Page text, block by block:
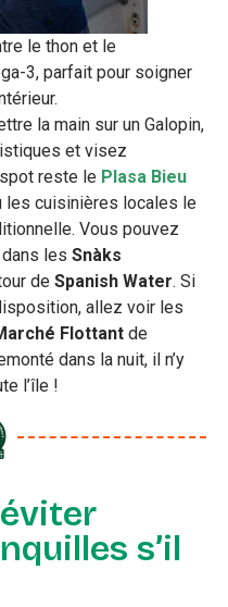
le thon et le
3, parfait pour soigner
la main sur un Galopin,
et visez
reste le Plasa Bieu
les cuisinières locales le
Vous pouvez
les Snàks
de Spanish Water. Si
allez voir les
Flottant de
dans la nuit, il n’y
l’île !
s’il